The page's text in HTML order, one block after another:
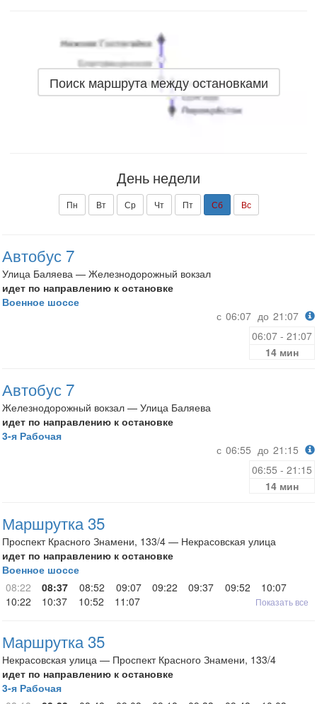
Поиск маршрута между остановками
День недели
Пн Вт Ср Чт Пт Сб Вс
Автобус 7
Улица Баляева — Железнодорожный вокзал
идет по направлению к остановке
Военное шоссе
с 06:07 до 21:07
06:07 - 21:07
14 мин
Автобус 7
Железнодорожный вокзал — Улица Баляева
идет по направлению к остановке
3-я Рабочая
с 06:55 до 21:15
06:55 - 21:15
14 мин
Маршрутка 35
Проспект Красного Знамени, 133/4 — Некрасовская улица
идет по направлению к остановке
Военное шоссе
08:22
08:37 08:52 09:07 09:22 09:37 09:52
10:07
10:22
10:37 10:52 11:07 Показать все
Маршрутка 35
Некрасовская улица — Проспект Красного Знамени, 133/4
идет по направлению к остановке
3-я Рабочая